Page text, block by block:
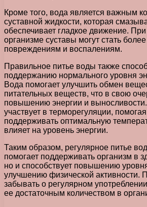
Кроме того, вода является важным
суставной жидкости, которая
обеспечивает гладкое движение.
организме суставы могут стать
повреждениям и воспалениям.
Правильное питье воды также
поддержанию нормального уровня
Вода помогает улучшить обмен
питательных веществ, что в свою
повышению энергии и
участвует в терморегуляции,
поддерживать оптимальную
влияет на уровень энергии.
Таким образом, регулярное питье
помогает поддерживать организм в
но и способствует повышению
улучшению физической активности.
забывать о регулярном
ее достаточным количеством в